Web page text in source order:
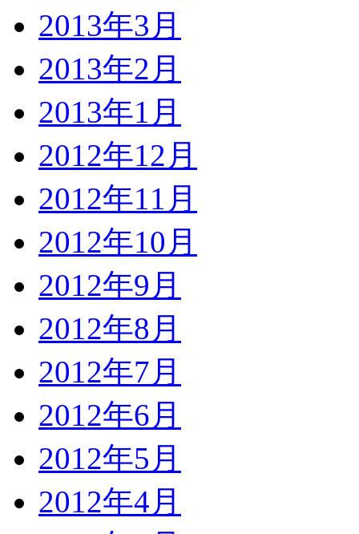
2013年3月
2013年2月
2013年1月
2012年12月
2012年11月
2012年10月
2012年9月
2012年8月
2012年7月
2012年6月
2012年5月
2012年4月